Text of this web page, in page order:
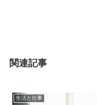
関連記事
生活と仕事